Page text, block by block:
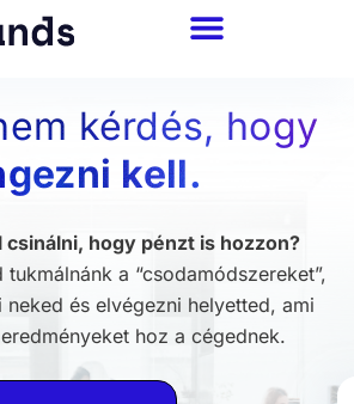
kérdés, hogy
kell.
csinálni, hogy pénzt is hozzon?
a “csodamódszereket”,
és elvégezni helyetted, ami
hoz a cégednek.